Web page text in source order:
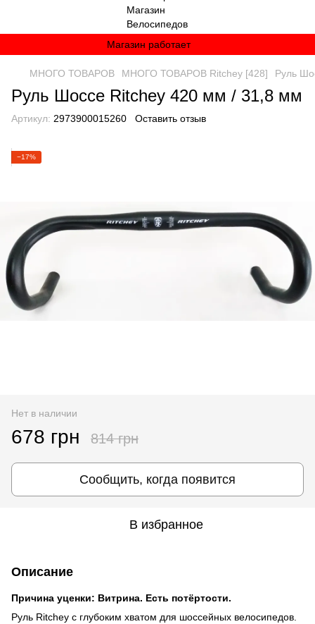
Магазин работает
МНОГО ТОВАРОВ МНОГО ТОВАРОВ Ritchey [428] Руль
Руль Шоссе Ritchey 420 мм / 31,8 мм
Артикул: 2973900015260 Оставить отзыв
−17%
Нет в наличии
678 грн 814 грн
Сообщить, когда появится
В избранное
Описание
Причина уценки: Витрина. Есть потёртости.
Руль Ritchey с глубоким хватом для шоссейных велосипедов.